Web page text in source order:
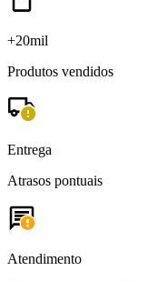
+20mil
Produtos vendidos
Entrega
Atrasos pontuais
Atendimento